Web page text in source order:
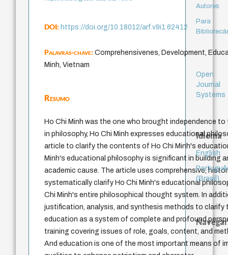
DOI:https://doi.org/10.18012/arf.v9i1.62412
Palavras-chave:Comprehensivenes, Development,
Minh, Vietnam
Resumo
Ho Chi Minh was the one who brought independence
in philosophy, Ho Chi Minh expresses educational
article to clarify the contents of Ho Chi Minh's
Minh's educational philosophy is significant in building
academic cause. The article uses comprehensive,
systematically clarify Ho Chi Minh's educational
Chi Minh's entire philosophical thought system. In
justification, analysis, and synthesis methods to clarify
education as a system of complete and profound
training covering issues of role, goals, content, and
And education is one of the most important means of
Autores
Para
Open
Journal
Systems
Idioma
English
(Brasil)
Navegar